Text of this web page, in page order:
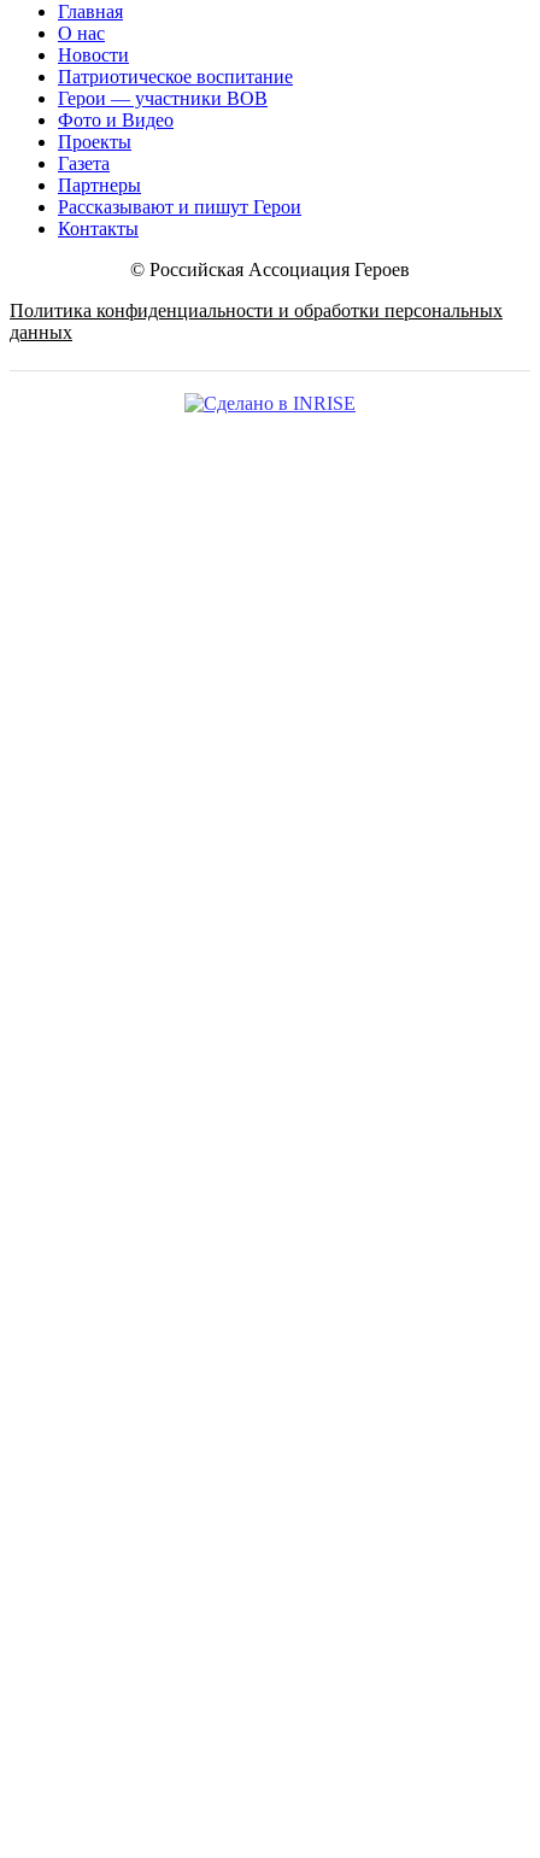
Главная
О нас
Новости
Патриотическое воспитание
Герои — участники ВОВ
Фото и Видео
Проекты
Газета
Партнеры
Рассказывают и пишут Герои
Контакты
© Российская Ассоциация Героев
Политика конфиденциальности и обработки персональных
данных